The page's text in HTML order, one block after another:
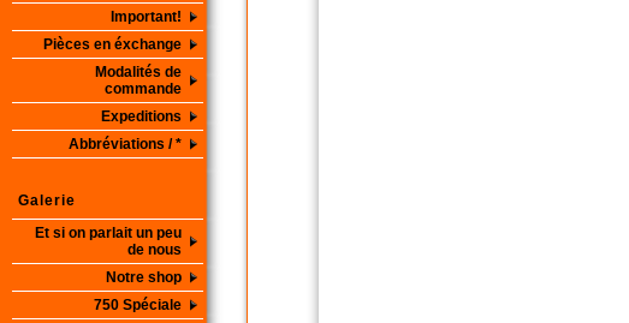
Important!
Pièces en éxchange
Modalités de
commande
Expeditions
Abbréviations / *
Galerie
Et si on parlait un peu
de nous
Notre shop
750 Spéciale